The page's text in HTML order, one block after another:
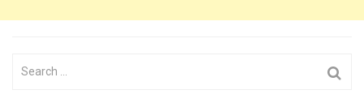
Search